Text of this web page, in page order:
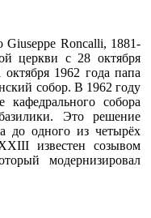
Roncalli, 1881-
церкви с 28 октября
1962 года папа
собор. В 1962 году
собора
Это решение
до одного из четырёх
известен созывом
модернизировал